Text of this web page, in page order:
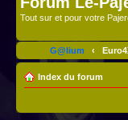
Tout sur et pour votre
G@lium ‹
Index du forum